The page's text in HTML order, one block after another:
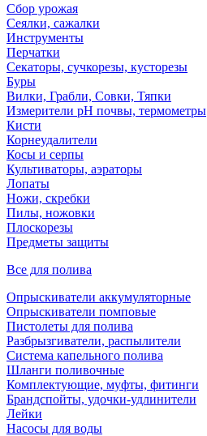
Сбор урожая
Сеялки, сажалки
Инструменты
Перчатки
Секаторы, сучкорезы, кусторезы
Буры
Вилки, Грабли, Совки, Тяпки
Измерители pH почвы, термометры
Кисти
Корнеудалители
Косы и серпы
Культиваторы, аэраторы
Лопаты
Ножи, скребки
Пилы, ножовки
Плоскорезы
Предметы защиты
Все для полива
Опрыскиватели аккумуляторные
Опрыскиватели помповые
Пистолеты для полива
Разбрызгиватели, распылители
Система капельного полива
Шланги поливочные
Комплектующие, муфты, фитинги
Брандспойты, удочки-удлинители
Лейки
Насосы для воды